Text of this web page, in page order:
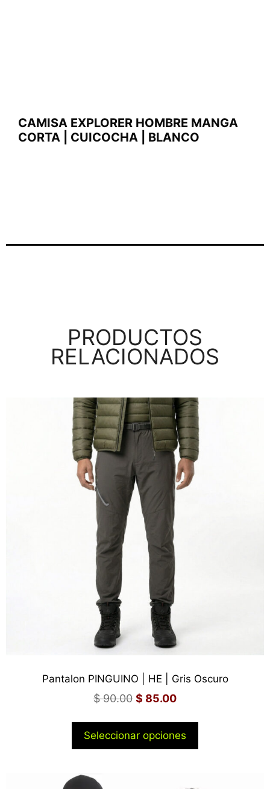
CAMISA EXPLORER HOMBRE MANGA
CORTA | CUICOCHA | BLANCO
PRODUCTOS
RELACIONADOS
Pantalon PINGUINO | HE | Gris Oscuro
$90.00 $ 85.00
Seleccionar opciones